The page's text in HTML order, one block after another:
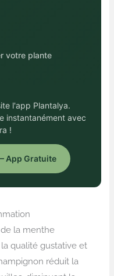
votre plante
l'app Plantalya.
instantanément avec
!
App Gratuite
la menthe
qualité gustative et
réduit la